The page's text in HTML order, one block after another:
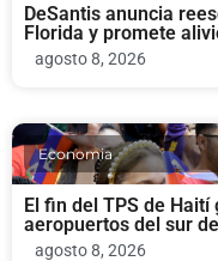
DeSantis anuncia
Florida y promete
agosto 8, 2026
Economia
El fin del TPS de
aeropuertos del sur
agosto 8, 2026